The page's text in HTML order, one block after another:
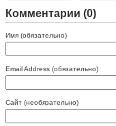
Комментарии (0)
Имя (обязательно)
Email Address (обязательно)
Сайт (необязательно)